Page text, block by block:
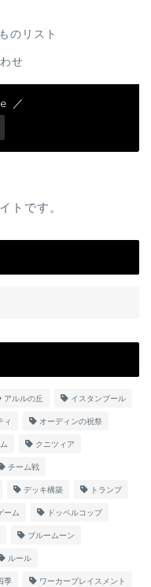
のリスト
せ
／
トです。
アルルの丘 イスタンブール
ィ オーディンの祝祭
クニツィア
チーム戦
デッキ構築 トランプ
ーム ドッペルコップ
ブルームーン
ルール
季 ワーカープレイスメント